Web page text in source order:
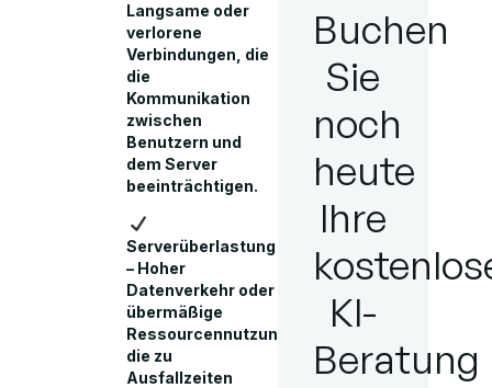
Langsame oder
verlorene
Verbindungen, die
die
Kommunikation
zwischen
Benutzern und
dem Server
beeinträchtigen.
Serverüberlastung
– Hoher
Datenverkehr oder
übermäßige
Ressourcennutzung,
die zu
Ausfallzeiten
Buchen
Sie
noch
heute
Ihre
KI-
Beratung